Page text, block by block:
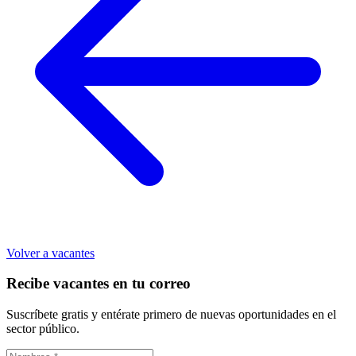
Volver a vacantes
Recibe vacantes en tu correo
Suscríbete gratis y entérate primero de nuevas oportunidades en el
sector público.